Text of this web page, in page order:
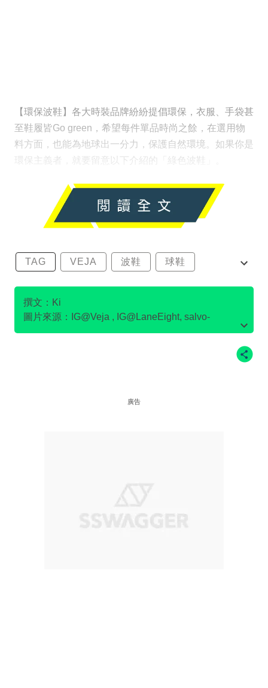
【環保波鞋】各大時裝品牌紛紛提倡環保，衣服、手袋甚
至鞋履皆Go green，希望每件單品時尚之餘，在選用物
料方面，也能為地球出一分力，保護自然環境。如果你是
環保主義者，就要留意以下介紹的「綠色波鞋」。
TAG VEJA 波鞋 球鞋
環保波鞋
撰文：Ki
圖片來源：IG@Veja , IG@LaneEight, salvo-
store.com官網圖片, Flamingo's Life官網圖片,
廣告